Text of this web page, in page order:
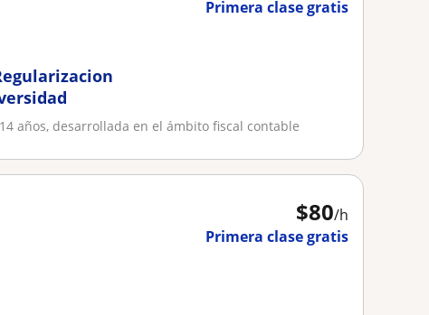
Primera clase gratis
años, desarrollada en el ámbito fiscal contable
$80/h
Primera clase gratis